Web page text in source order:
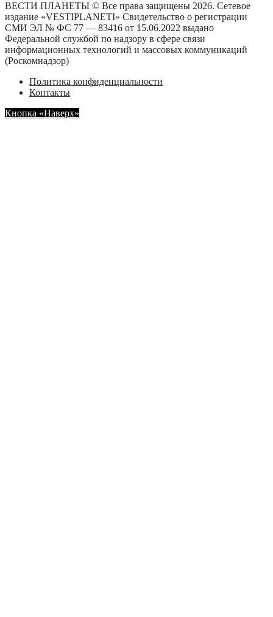
ВЕСТИ ПЛАНЕТЫ © Все права защищены 2026. Сетевое
издание «VESTIPLANETI» Свидетельство о регистрации
СМИ ЭЛ № ФС 77 — 83416 от 15.06.2022 выдано
Федеральной службой по надзору в сфере связи
информационных технологий и массовых коммуникаций
(Роскомнадзор)
Политика конфиденциальности
Контакты
Кнопка «Наверх»